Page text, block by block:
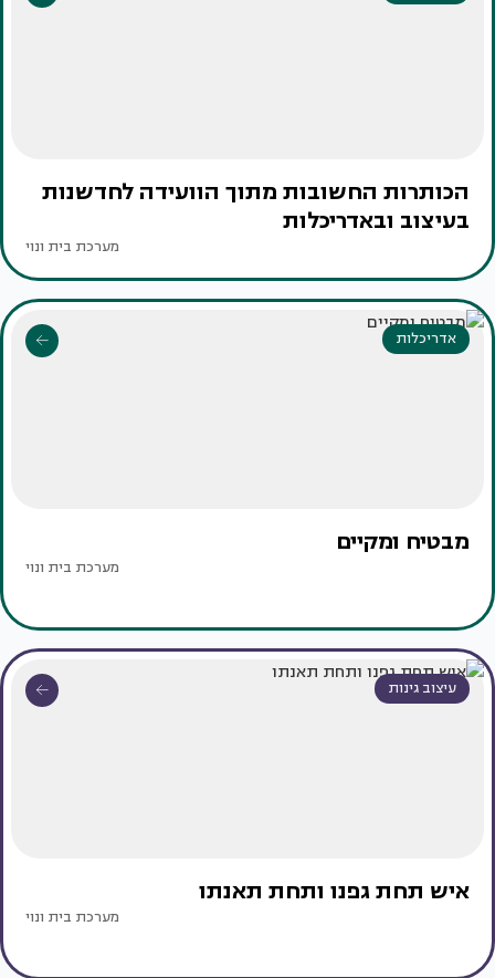
הכותרות החשובות מתוך הוועידה לחדשנות
בעיצוב ובאדריכלות
מערכת בית ונוי
אדריכלות
מבטיח ומקיים
מערכת בית ונוי
עיצוב גינות
איש תחת גפנו ותחת תאנתו
מערכת בית ונוי